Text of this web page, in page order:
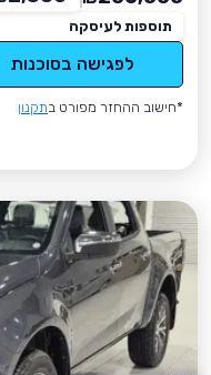
תוספות לעיסקה
לפגישה בסוכנות
*חישוב ההחזר מפורט בתקנון